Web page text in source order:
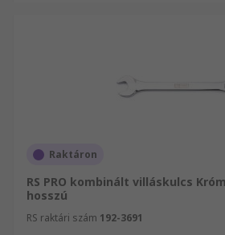
Raktáron
RS PRO kombinált villáskulcs
hosszú
RS raktári szám 192-3691